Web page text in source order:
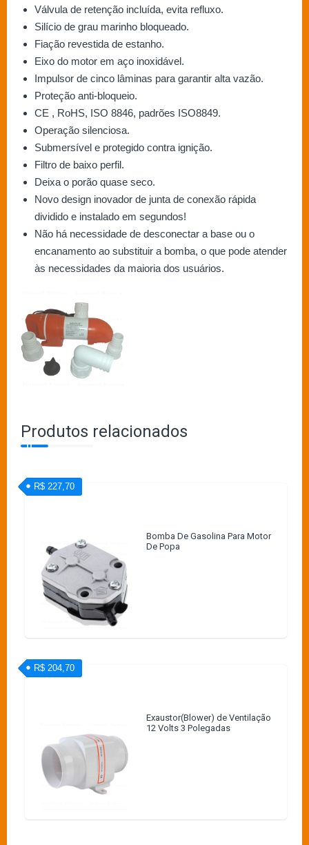
Válvula de retenção incluída, evita refluxo.
Silício de grau marinho bloqueado.
Fiação revestida de estanho.
Eixo do motor em aço inoxidável.
Impulsor de cinco lâminas para garantir alta vazão.
Proteção anti-bloqueio.
CE , RoHS, ISO 8846, padrões ISO8849.
Operação silenciosa.
Submersível e protegido contra ignição.
Filtro de baixo perfil.
Deixa o porão quase seco.
Novo design inovador de junta de conexão rápida
dividido e instalado em segundos!
Não há necessidade de desconectar a base ou o
encanamento ao substituir a bomba, o que pode atender
às necessidades da maioria dos usuários.
Produtos relacionados
Bomba De Gasolina Para Motor
De Popa
R$ 227,70
Exaustor(Blower) de Ventilação
12 Volts 3 Polegadas
R$ 204,70